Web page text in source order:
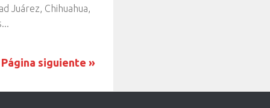
Juárez, Chihuahua,
Página siguiente »